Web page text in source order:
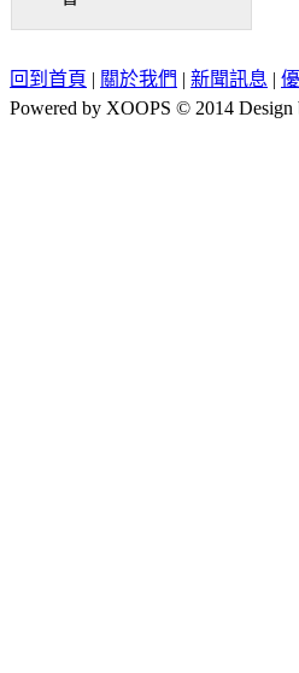
回到首頁 | 關於我們 | 新聞訊息 |
Powered by XOOPS © 2014 Design